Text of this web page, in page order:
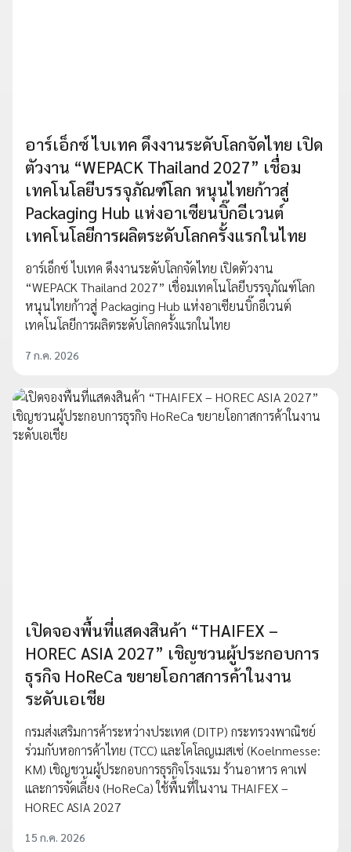
อาร์เอ็กซ์ ไบเทค ดึงงานระดับโลกจัดไทย เปิด
ตัวงาน “WEPACK Thailand 2027” เชื่อม
เทคโนโลยีบรรจุภัณฑ์โลก หนุนไทยก้าวสู่
Packaging Hub แห่งอาเซียนบิ๊กอีเวนต์
เทคโนโลยีการผลิตระดับโลกครั้งแรกในไทย
อาร์เอ็กซ์ ไบเทค ดึงงานระดับโลกจัดไทย เปิดตัวงาน
“WEPACK Thailand 2027” เชื่อมเทคโนโลยีบรรจุภัณฑ์โลก
หนุนไทยก้าวสู่ Packaging Hub แห่งอาเซียนบิ๊กอีเวนต์
เทคโนโลยีการผลิตระดับโลกครั้งแรกในไทย
7 ก.ค. 2026
เปิดจองพื้นที่แสดงสินค้า “THAIFEX –
HOREC ASIA 2027” เชิญชวนผู้ประกอบการ
ธุรกิจ HoReCa ขยายโอกาสการค้าในงาน
ระดับเอเชีย
กรมส่งเสริมการค้าระหว่างประเทศ (DITP) กระทรวงพาณิชย์
ร่วมกับหอการค้าไทย (TCC) และโคโลญเมสเซ่ (Koelnmesse:
KM) เชิญชวนผู้ประกอบการธุรกิจโรงแรม ร้านอาหาร คาเฟ
และการจัดเลี้ยง (HoReCa) ใช้พื้นที่ในงาน THAIFEX –
HOREC ASIA 2027
15 ก.ค. 2026